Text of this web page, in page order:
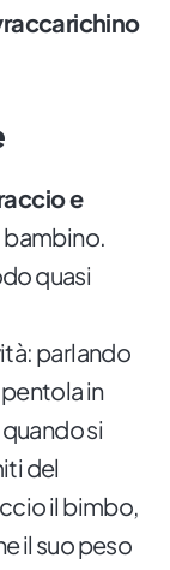
e
bambino.
quasi
parlando
in
si
del
il bimbo,
il suo peso